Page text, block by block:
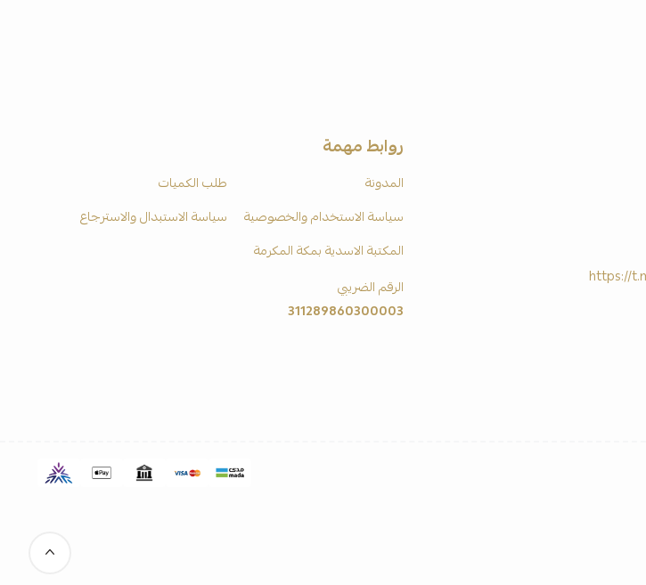
https://
روابط مهمة
المدونة
طلب الكميات
سياسة الاستخدام والخصوصية
سياسة الاستبدال والاسترجاع
المكتبة الاسدية بمكة المكرمة
الرقم الضريبي
311289860300003